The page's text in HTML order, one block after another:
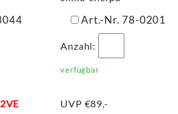
Art.-Nr. 78-0201
Anzahl:
verfügbar
UVP €89,-